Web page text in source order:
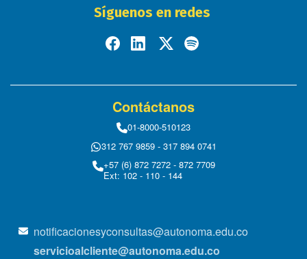
Síguenos en redes
Contáctanos
01-8000-510123
312 767 9859 - 317 894 0741
+57 (6) 872 7272 - 872 7709
Ext: 102 - 110 - 144
notificacionesyconsultas@autonoma.edu.co
servicioalcliente@autonoma.edu.co